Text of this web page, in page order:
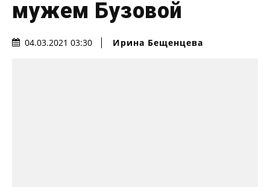
мужем Бузовой
04.03.2021 03:30 Ирина Бещенцева